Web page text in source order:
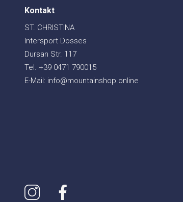
Kontakt
ST. CHRISTINA
Intersport Dosses
Dursan Str. 117
Tel. +39 0471 790015
E-Mail: info@mountainshop.online